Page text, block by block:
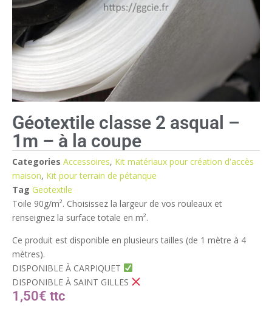
Géotextile classe 2 asqual –
1m – à la coupe
Categories Accessoires, Kit matériaux pour création d'accès
maison, Kit pour terrain de pétanque
Tag Geotextile
Toile 90g/m². Choisissez la largeur de vos rouleaux et
renseignez la surface totale en m².
Ce produit est disponible en plusieurs tailles (de 1 mètre à 4
mètres).
DISPONIBLE À CARPIQUET
DISPONIBLE À SAINT GILLES
1,50€